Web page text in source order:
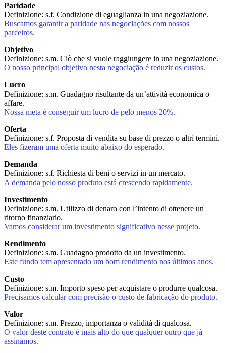
Paridade
Definizione: s.f. Condizione di eguaglianza in una negoziazione.
Buscamos garantir a paridade nas negociações com nossos
parceiros.
Objetivo
Definizione: s.m. Ciò che si vuole raggiungere in una negoziazione.
O nosso principal objetivo nesta negociação é reduzir os custos.
Lucro
Definizione: s.m. Guadagno risultante da un’attività economica o
affare.
Nossa meta é conseguir um lucro de pelo menos 20%.
Oferta
Definizione: s.f. Proposta di vendita su base di prezzo o altri termini.
Eles fizeram uma oferta muito abaixo do esperado.
Demanda
Definizione: s.f. Richiesta di beni o servizi in un mercato.
A demanda pelo nosso produto está crescendo rapidamente.
Investimento
Definizione: s.m. Utilizzo di denaro con l’intento di ottenere un
ritorno finanziario.
Vamos considerar um investimento significativo nesse projeto.
Rendimento
Definizione: s.m. Guadagno prodotto da un investimento.
Este fundo tem apresentado um bom rendimento nos últimos anos.
Custo
Definizione: s.m. Importo speso per acquistare o produrre qualcosa.
Precisamos calcular com precisão o custo de fabricação do produto.
Valor
Definizione: s.m. Prezzo, importanza o validità di qualcosa.
O valor deste contrato é mais alto do que qualquer outro que já
assinamos.